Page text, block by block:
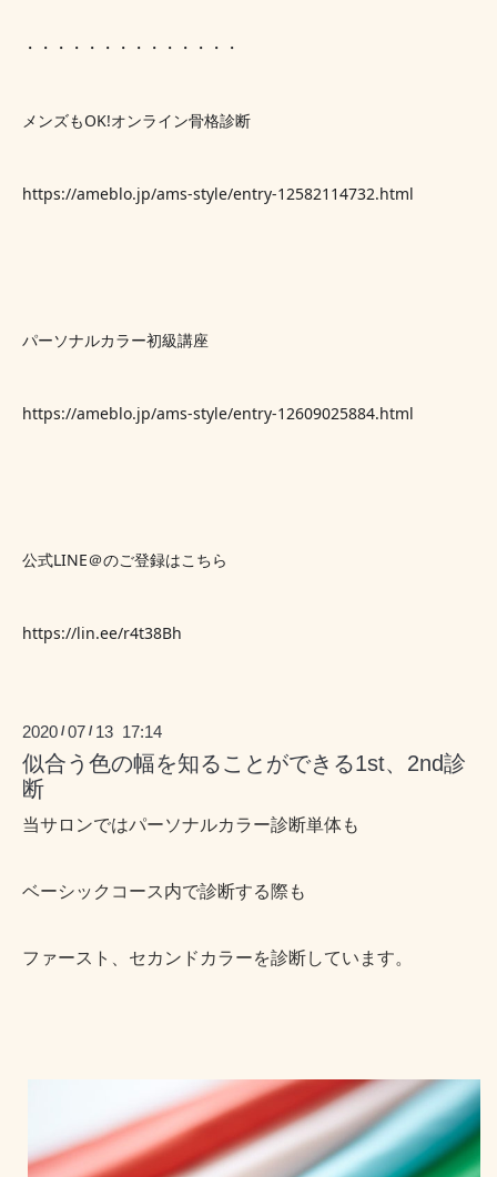
・・・・・・・・・・・・・・
メンズもOK!オンライン骨格診断
https://ameblo.jp/ams-style/entry-12582114732.html
パーソナルカラー初級講座
https://ameblo.jp/ams-style/entry-12609025884.html
公式LINE＠のご登録はこちら
https://lin.ee/r4t38Bh
2020 /07 / 13 17:14
似合う色の幅を知ることができる1st、2nd診
断
当サロンではパーソナルカラー診断単体も
ベーシックコース内で診断する際も
ファースト、セカンドカラーを診断しています。